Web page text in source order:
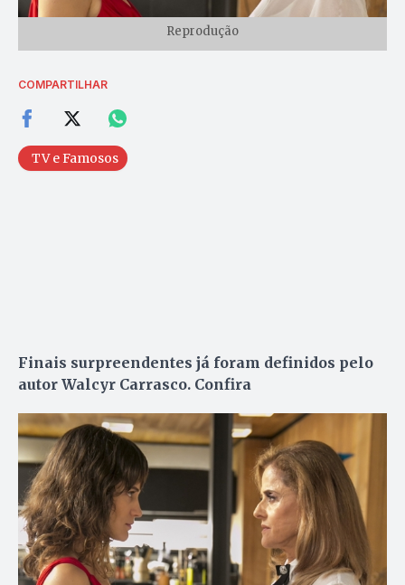
Reprodução
COMPARTILHAR
TV e Famosos
Finais surpreendentes já foram definidos pelo
autor Walcyr Carrasco. Confira